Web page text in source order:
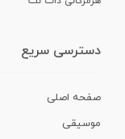
دسترسی سریع
صفحه اصلی
موسیقی